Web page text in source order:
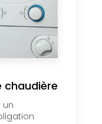
chaudière
un